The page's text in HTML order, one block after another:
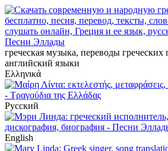
Песни Эллады
греческая музыка, переводы греческих
английский языки
Ελληνικά
Русский
English